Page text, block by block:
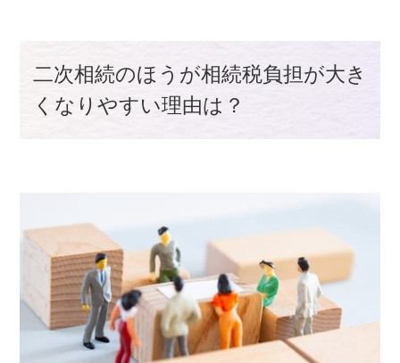
二次相続のほうが相続税負担が大き
くなりやすい理由は？